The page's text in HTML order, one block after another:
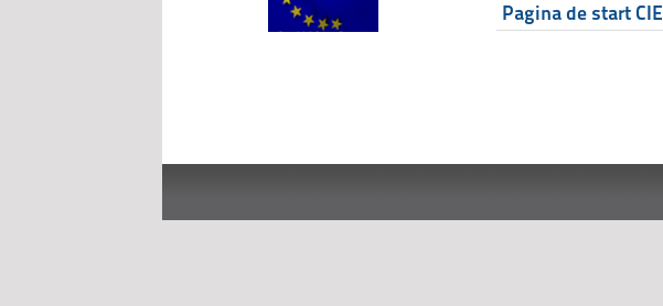
Pagina de start CIE